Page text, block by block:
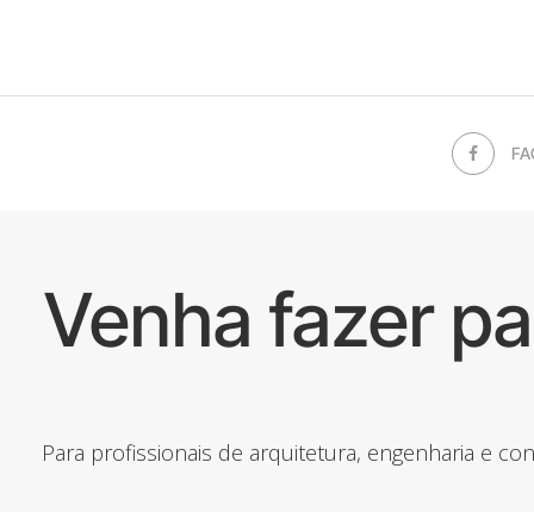
Venha fazer
Para profissionais de arquitetura, engenharia e